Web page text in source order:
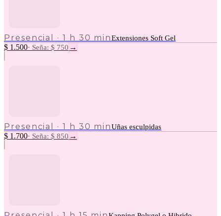
Presencial · 1 h 30 minExtensiones Soft Gel
$ 1.500· Seña: $ 750 →
Presencial · 1 h 30 minUñas esculpidas
$ 1.700· Seña: $ 850 →